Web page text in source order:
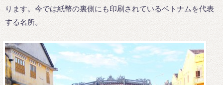
ります。今では紙幣の裏側にも印刷されているベトナムを代表
する名所。